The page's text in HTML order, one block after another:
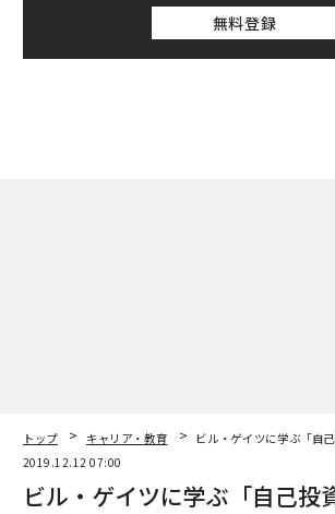
無料登録
トップ キャリア・教育
ビル・ゲイツに学ぶ「自己
2019.12.12 07:00
ビル・ゲイツに学ぶ「自己投